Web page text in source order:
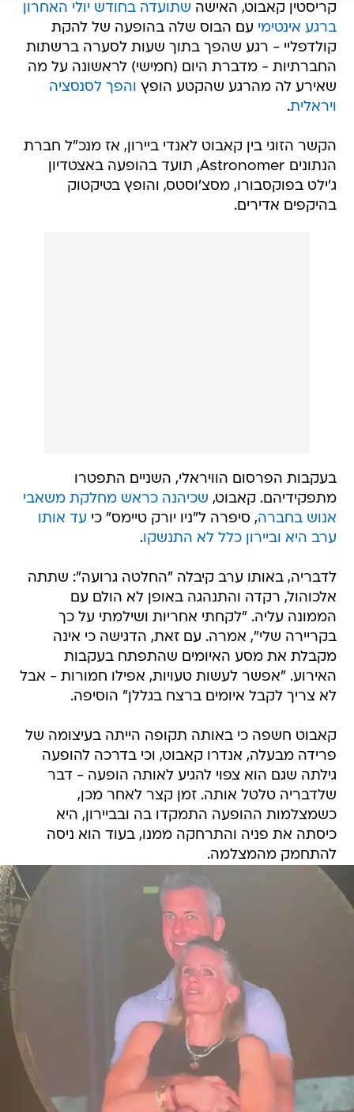
קריסטין קאבוט, האישה שתועדה בחודש יולי האחרון
ברגע אינטימי עם הבוס שלה בהופעה של להקת
קולדפליי - רגע שהפך בתוך שעות לסערה ברשתות
החברתיות - מדברת היום (חמישי) לראשונה על מה
שאירע לה מהרגע שהקטע הופץ והפך לסנסציה
ויראלית.
הקשר הזוגי בין קאבוט לאנדי ביירון, אז מנכ"ל חברת
הנתונים Astronomer, תועד בהופעה באצטדיון
ג'ילט בפוקסבורו, מסצ'וסטס, והופץ בטיקטוק
בהיקפים אדירים.
בעקבות הפרסום הוויראלי, השניים התפטרו
מתפקידיהם. קאבוט, שכיהנה כראש מחלקת משאבי
אנוש בחברה, סיפרה ל"ניו יורק טיימס" כי עד אותו
ערב היא וביירון כלל לא התנשקו.
לדבריה, באותו ערב קיבלה "החלטה גרועה": שתתה
אלכוהול, רקדה והתנהגה באופן לא הולם עם
הממונה עליה. "לקחתי אחריות ושילמתי על כך
בקריירה שלי", אמרה. עם זאת, הדגישה כי אינה
מקבלת את מסע האיומים שהתפתח בעקבות
האירוע. "אפשר לעשות טעויות, אפילו חמורות - אבל
לא צריך לקבל איומים ברצח בגללן" הוסיפה.
קאבוט חשפה כי באותה תקופה הייתה בעיצומה של
פרידה מבעלה, אנדרו קאבוט, וכי בדרכה להופעה
גילתה שגם הוא צפוי להגיע לאותה הופעה - דבר
שלדבריה טלטל אותה. זמן קצר לאחר מכן,
כשמצלמות ההופעה התמקדו בה ובביירון, היא
כיסתה את פניה והתרחקה ממנו, בעוד הוא ניסה
להתחמק מהמצלמה.